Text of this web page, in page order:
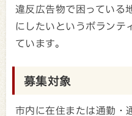
違反広告物で困っている
にしたいというボランテ
ています。
募集対象
市内に在住または通勤・